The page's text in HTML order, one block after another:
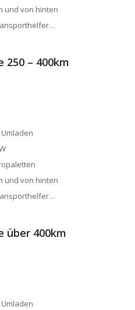
und von hinten
250 – 400km
und von hinten
über 400km